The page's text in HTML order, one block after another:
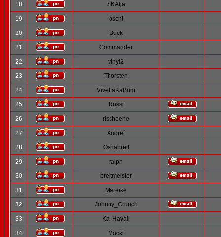
18 SKAtja
19 oschi
20 Buck
21 Commander
22 vinyl2
23 Thorsten
24 ViveLaKaBum
25 Rossi
26 risshoehe
27 Andre´
28 Osnabreit
29 ralph
30 breitmeister
31 Mareike
32 Johnny_Crunch
33 Kai Havaii
34 Mocki